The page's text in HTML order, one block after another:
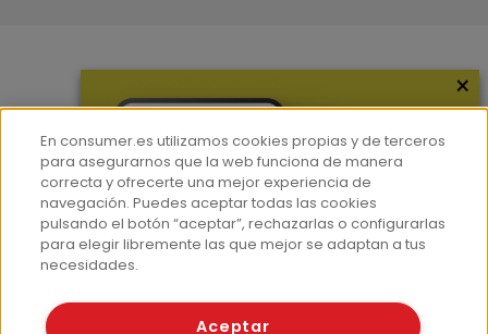
Hemeroteca
Contacto
Prensa
Corpus Lingüístico Consumer
© Fundación EROSKI
×
En consumer.es utilizamos cookies propias y de terceros
para asegurarnos que la web funciona de manera
correcta y ofrecerte una mejor experiencia de
navegación. Puedes aceptar todas las cookies
pulsando el botón “aceptar”, rechazarlas o configurarlas
para elegir libremente las que mejor se adaptan a tus
necesidades.
Aceptar